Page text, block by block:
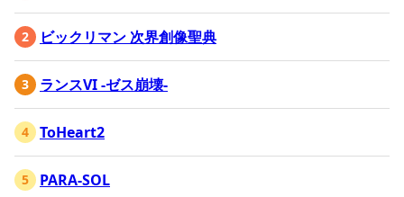
ビックリマン 次界創像聖典
ランスVI -ゼス崩壊-
ToHeart2
PARA-SOL